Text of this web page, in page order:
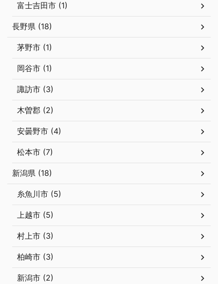
富士吉田市 (1)
長野県 (18)
茅野市 (1)
岡谷市 (1)
諏訪市 (3)
木曽郡 (2)
安曇野市 (4)
松本市 (7)
新潟県 (18)
糸魚川市 (5)
上越市 (5)
村上市 (3)
柏崎市 (3)
新潟市 (2)